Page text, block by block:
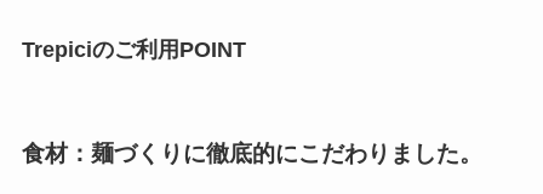
Trepiciのご利用POINT
食材：麺づくりに徹底的にこだわりました。